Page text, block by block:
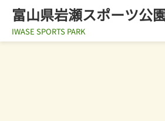
富山県岩瀬スポーツ公
IWASE SPORTS PARK